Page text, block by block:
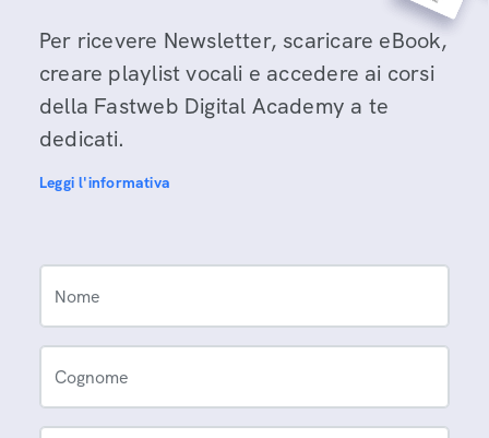
Per ricevere Newsletter, scaricare eBook,
creare playlist vocali e accedere ai corsi
della Fastweb Digital Academy a te
dedicati.
Leggi l'informativa
Nome
Cognome